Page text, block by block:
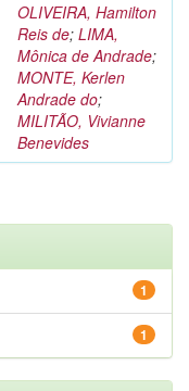
OLIVEIRA, Hamilton
Reis de; LIMA,
Mônica de Andrade;
MONTE, Kerlen
Andrade do;
MILITÃO, Vivianne
Benevides
1
1